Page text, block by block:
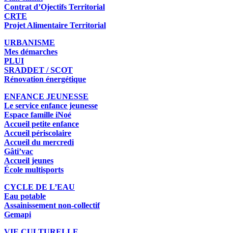
Contrat d’Ojectifs Territorial
CRTE
Projet Alimentaire Territorial
URBANISME
Mes démarches
PLUI
SRADDET / SCOT
Rénovation énergétique
ENFANCE JEUNESSE
Le service enfance jeunesse
Espace famille iNoé
Accueil petite enfance
Accueil périscolaire
Accueil du mercredi
Gâti’vac
Accueil jeunes
École multisports
CYCLE DE L’EAU
Eau potable
Assainissement non-collectif
Gemapi